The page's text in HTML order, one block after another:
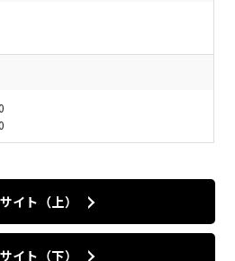
イト（上）
イト（下）